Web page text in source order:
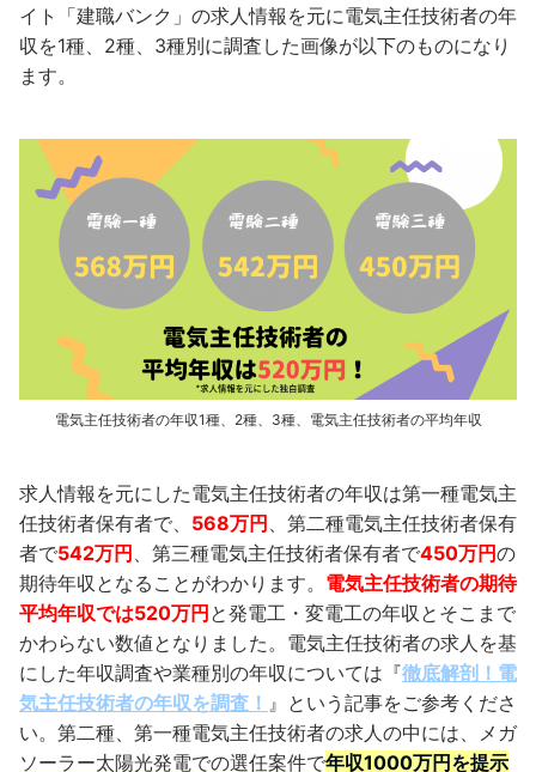
イト「建職バンク」の求人情報を元に電気主任技術者の年
収を1種、2種、3種別に調査した画像が以下のものになり
ます。
電気主任技術者の年収1種、2種、3種、電気主任技術者の平均年収
求人情報を元にした電気主任技術者の年収は第一種電気主
任技術者保有者で、 568万円 、第二種電気主任技術者保有
者で542万円 、第三種電気主任技術者保有者で450万円の
期待年収となることがわかります。 電気主任技術者の期待
平均年収では520万円と発電工・変電工の年収とそこまで
かわらない数値となりました。電気主任技術者の求人を基
にした年収調査や業種別の年収については『徹底解剖！電
気主任技術者の年収を調査！ 』という記事をご参考くださ
い。第二種、第一種電気主任技術者の求人の中には、メガ
ソーラー太陽光発電での選任案件で年収1000万円を提示